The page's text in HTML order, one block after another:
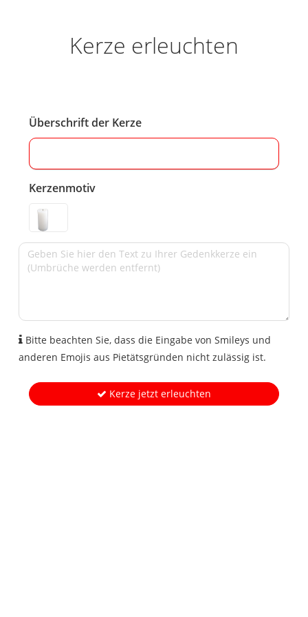
Kerze erleuchten
Überschrift der Kerze
Kerzenmotiv
Bitte beachten Sie, dass die Eingabe von Smileys und
anderen Emojis aus Pietätsgründen nicht zulässig ist.
Kerze jetzt erleuchten